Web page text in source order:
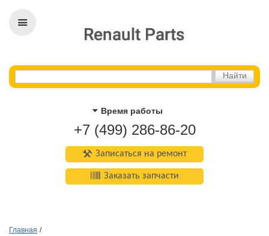
Время работы
+7 (499) 286-86-20
Записаться на ремонт
Заказать запчасти
Главная /